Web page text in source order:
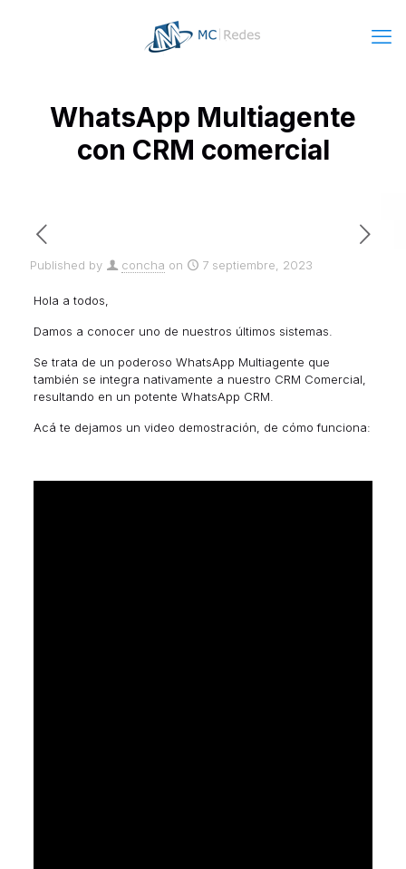
WhatsApp Multiagente
con CRM comercial
Published by concha on 7 septiembre, 2023
Hola a todos,
Damos a conocer uno de nuestros últimos sistemas.
Se trata de un poderoso WhatsApp Multiagente que
también se integra nativamente a nuestro CRM Comercial,
resultando en un potente WhatsApp CRM
Acá te dejamos un video demostración, de cómo funciona: